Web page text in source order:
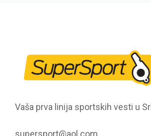
Vaša prva linija sportskih vesti u
supersport@aol.com